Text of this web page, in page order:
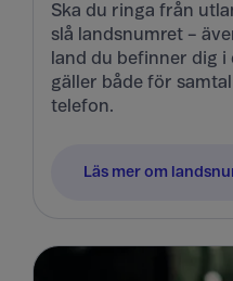
Ska du ringa från
slå landsnumret –
land du befinner dig i
gäller både för
telefon.
Läs mer om